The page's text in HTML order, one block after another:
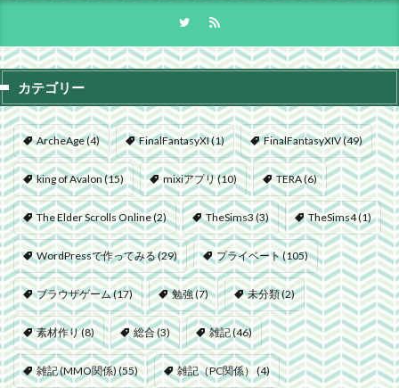
カテゴリー
ArcheAge(4) FinalFantasyXI(1) FinalFantasyXIV(49)
king of Avalon(15) mixiアプリ(10) TERA(6)
The Elder Scrolls Online(2) TheSims3(3) TheSims4(1)
WordPressで作ってみる(29) プライベート(105)
ブラウザゲーム(17) 勉強(7) 未分類(2)
素材作り(8) 総合(3) 雑記(46)
雑記 (MMO関係)(55) 雑記（PC関係）(4)